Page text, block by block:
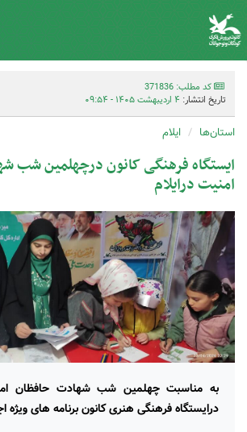
کد مطلب: 371836
تاریخ انتشار: ۴ اردیبهشت ۱۴۰۵ - ۰۹:۵۴
استان‌ها ایلام
ایستگاه فرهنگی کانون درچهلمین شب
امنیت درایلام
به مناسبت چهلمین شب شهادت حافظان
درایستگاه فرهنگی هنری کانون برنامه های ویژه